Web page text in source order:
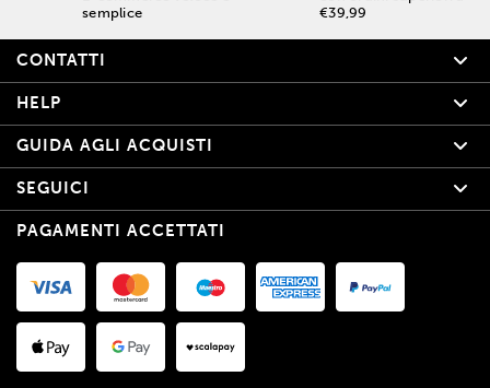
semplice
€39,99
CONTATTI
HELP
GUIDA AGLI ACQUISTI
SEGUICI
PAGAMENTI ACCETTATI